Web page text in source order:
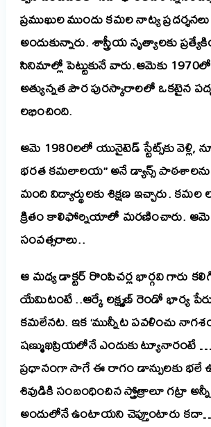
ప్రముఖుల ముందు కమల నాట్య
అందుకున్నారు. శాస్త్రీయ నృత్యాలకు
సినిమాల్లో పెట్టుకునే వారు.ఆమెకు
అత్యున్నత పౌర పురస్కారాలలో ఒకటైన
లభించింది.
ఆమె 1980లలో యునైటెడ్ స్టేట్స్‌కు వెళ్లి,
భరత కమలాలయ” అనే డ్యాన్స్ పాఠశాలను
మంది విద్యార్థులకు శిక్షణ ఇచ్చారు. కమల
క్రితం కాలిఫోర్నియాలో మరణించారు. ఆమె
సంవత్సరాలు..
ఆ మధ్య డాక్టర్ రొంపిచర్ల భార్గవి గారు
యేమిటంటే ..ఆర్కే లక్ష్మణ్ రెండో భార్య
కమలేనట. ఇక ‘మున్నీట పవళించు
షణ్ముఖప్రియలోనే ఎందుకు ట్యూనారంటే
ప్రధానంగా సాగే ఈ రాగం డాన్సులకు
శివుడికి సంబంధించిన స్త్రోత్రాలూ గట్రా
అందులోనే ఉంటాయని చెప్తూంటారు